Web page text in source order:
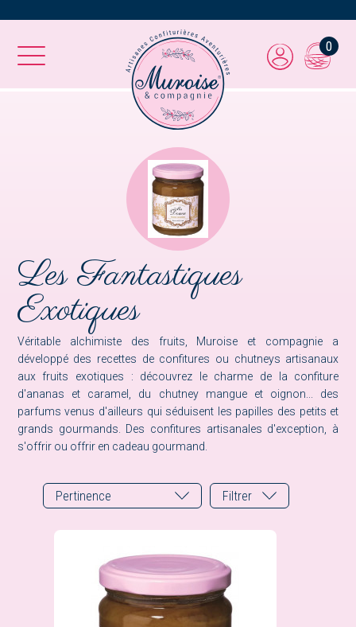
0
Les Fantastiques
Exotiques
Véritable alchimiste des fruits, Muroise et compagnie a
développé des recettes de confitures ou chutneys artisanaux
aux fruits exotiques : découvrez le charme de la confiture
d'ananas et caramel, du chutney mangue et oignon... des
parfums venus d'ailleurs qui séduisent les papilles des petits et
grands gourmands. Des confitures artisanales d'exception, à
s'offrir ou offrir en cadeau gourmand.
Pertinence Filtrer